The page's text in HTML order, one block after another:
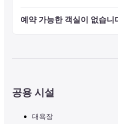
예약 가능한 객실이 없습니
공용 시설
대욕장